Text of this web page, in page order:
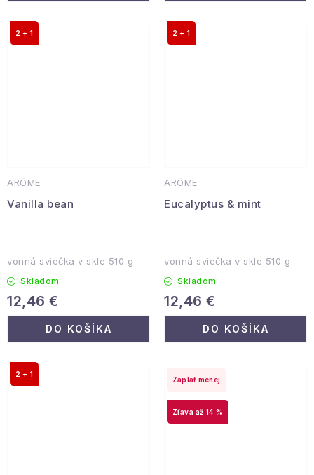
ARÔME
Vanilla bean
2 + 1
vonná sviečka v skle 510 g
Skladom
12,46 €
DO KOŠÍKA
ARÔME
Eucalyptus & mint
2 + 1
vonná sviečka v skle 510 g
Skladom
12,46 €
DO KOŠÍKA
2 + 1
až 14 %
Zaplať menej